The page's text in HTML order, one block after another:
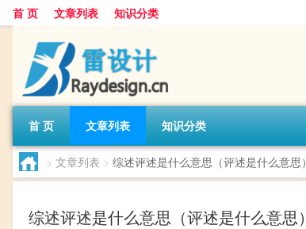
首 页 文章列表 知识分类
首 页 文章列表 知识分类
> 文章列表 > 综述评述是什么意思（评述是什么意思）
综述评述是什么意思（评述是什么意思）